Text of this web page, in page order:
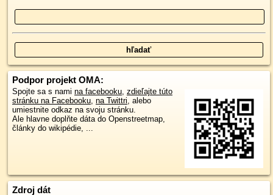
Podpor projekt OMA:
Spojte sa s nami na facebooku, zdieľajte túto
stránku na Facebooku, na Twittri, alebo
umiestnite odkaz na svoju stránku.
Ale hlavne doplňte dáta do Openstreetmap,
články do wikipédie, ...
Zdroj dát